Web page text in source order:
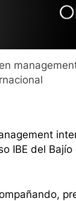
IBE del